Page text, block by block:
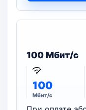
100 Мбит/с
100
Мбит/с